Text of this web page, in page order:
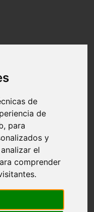
de
de
para
y
el
comprender
y aceitunas